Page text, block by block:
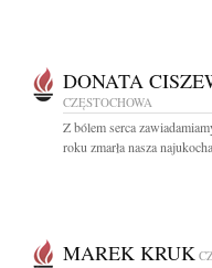
DONATA
CZĘSTOCHOWA
Z bólem serca
roku zmarła nasza
MAREK KRUK